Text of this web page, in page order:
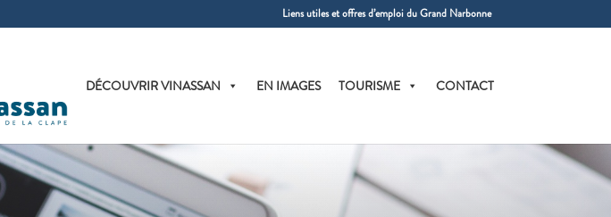
Liens utiles et offres d’emploi du Grand Narbonne
DÉCOUVRIR VINASSAN EN IMAGES TOURISME CONTACT